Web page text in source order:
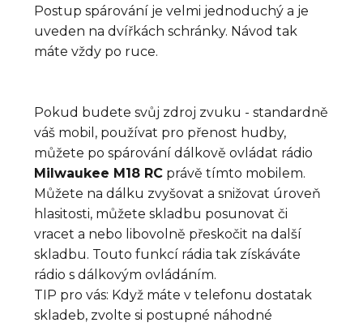
Postup spárování je velmi jednoduchý a je
uveden na dvířkách schránky. Návod tak
máte vždy po ruce.
Pokud budete svůj zdroj zvuku - standardně
váš mobil, používat pro přenost hudby,
můžete po spárování dálkově ovládat rádio
Milwaukee M18 RC právě tímto mobilem.
Můžete na dálku zvyšovat a snižovat úroveň
hlasitosti, můžete skladbu posunovat či
vracet a nebo libovolně přeskočit na další
skladbu. Touto funkcí rádia tak získáváte
rádio s dálkovým ovládáním.
TIP pro vás: Když máte v telefonu dostatak
skladeb, zvolte si postupné náhodné